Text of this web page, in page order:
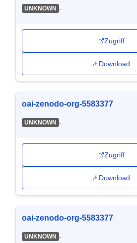
UNKNOWN -
Zugriff
Download
oai-zenodo-org-5583377
UNKNOWN -
Zugriff
Download
oai-zenodo-org-5583377
UNKNOWN -